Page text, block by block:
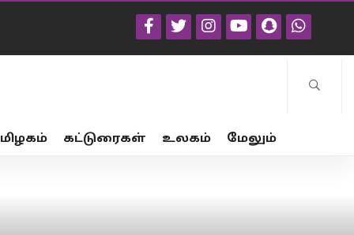
கட்டுரைகள் உலகம் மேலும்